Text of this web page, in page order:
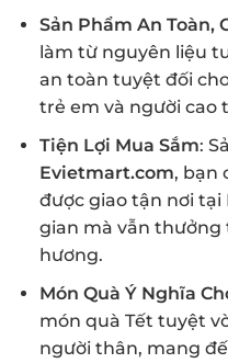
Sản Phẩm An Toàn,
làm từ nguyên liệu
an toàn tuyệt đối
trẻ em và người cao
Tiện Lợi Mua Sắm:
Evietmart.com, bạn
được giao tận nơi
gian mà vẫn thưởng
hương.
Món Quà Ý Nghĩa
món quà Tết tuyệt
người thân, mang